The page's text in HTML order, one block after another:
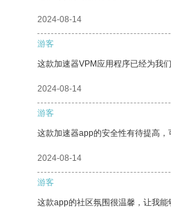
2024-08-14
游客
这款加速器VPM应用程序已经为我
2024-08-14
游客
这款加速器app的安全性有待提高
2024-08-14
游客
这款app的社区氛围很温馨，让我能